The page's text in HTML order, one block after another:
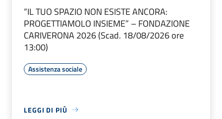
“IL TUO SPAZIO NON ESISTE ANCORA:
PROGETTIAMOLO INSIEME” – FONDAZIONE
CARIVERONA 2026 (Scad. 18/08/2026 ore
13:00)
Assistenza sociale
LEGGI DI PIÙ